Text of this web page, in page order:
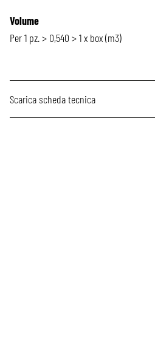
Volume
Per 1 pz. > 0,540 > 1 x box (m3)
Scarica scheda tecnica